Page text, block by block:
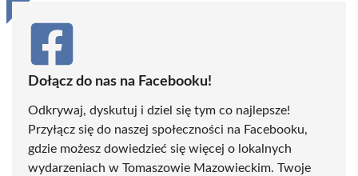
Dołącz do nas na Facebooku!
Odkrywaj, dyskutuj i dziel się tym co najlepsze!
Przyłącz się do naszej społeczności na Facebooku,
gdzie możesz dowiedzieć się więcej o lokalnych
wydarzeniach w Tomaszowie Mazowieckim. Twoje